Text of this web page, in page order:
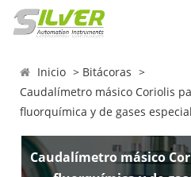
Inicio
Bitácoras
Caudalímetro másico Coriolis
fluorquímica y de gases
Caudalímetro másico